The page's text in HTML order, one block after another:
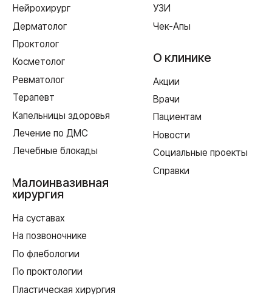
ул. Рокоссовского, 65
г. Одинцово
ул. Говорова, 85
ИМЕЮТСЯ ПРОТИВОПОКАЗАНИЯ,
Лицензия Л041-01128-67/00331765 от 28.05.2019 г. и Л041-
01128-67/00637993 от 17.01.2023 г. выдана Департаментом
Смоленской области по здравоохранению
Создание сайта
Реквизиты